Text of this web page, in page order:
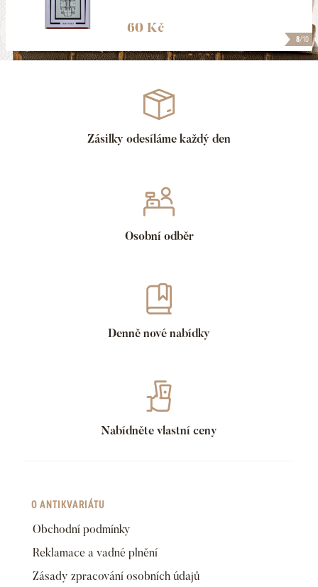
8/10
60 Kč
Zásilky odesíláme každý den
Osobní odběr
Denně nové nabídky
Nabídněte vlastní ceny
O ANTIKVARIÁTU
Obchodní podmínky
Reklamace a vadné plnění
Zásady zpracování osobních údajů